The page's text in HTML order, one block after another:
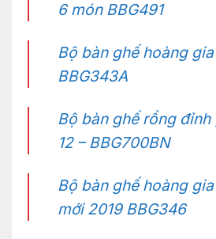
6 món BBG491
Bộ bàn ghế hoàng
BBG343A
Bộ bàn ghế rồng
12 – BBG700BN
Bộ bàn ghế hoàng
mới 2019 BBG346